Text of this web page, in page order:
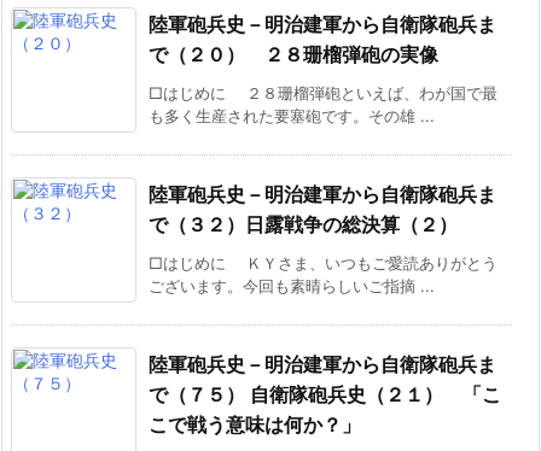
陸軍砲兵史－明治建軍から自衛隊砲兵ま
で（２０） ２８珊榴弾砲の実像
□はじめに ２８珊榴弾砲といえば、わが国で最
も多く生産された要塞砲です。その雄 ...
陸軍砲兵史－明治建軍から自衛隊砲兵ま
で（３２）日露戦争の総決算（２）
□はじめに ＫＹさま、いつもご愛読ありがとう
ございます。今回も素晴らしいご指摘 ...
陸軍砲兵史－明治建軍から自衛隊砲兵ま
で（７５） 自衛隊砲兵史（２１） 「こ
こで戦う意味は何か？」